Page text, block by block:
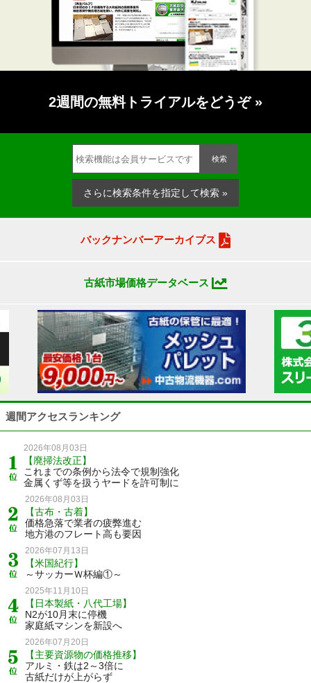
2週間の無料トライアルをどうぞ »
検索
さらに検索条件を指定して検索 »
バックナンバーアーカイブス
古紙市場価格データベース
週間アクセスランキング
2026年08月03日
【廃掃法改正】
これまでの条例から法令で規制強化
金属くず等を扱うヤードを許可制に
2026年08月03日
【古布・古着】
価格急落で業者の疲弊進む
地方港のフレート高も要因
2026年07月13日
【米国紀行】
～サッカーＷ杯編①～
2025年11月10日
【日本製紙・八代工場】
N2が10月末に停機
家庭紙マシンを新設へ
2026年07月20日
【主要資源物の価格推移】
アルミ・鉄は2～3倍に
古紙だけが上がらず